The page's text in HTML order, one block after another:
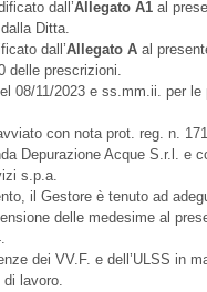
dall’Allegato A1 al
Ditta.
dall’Allegato A al
delle prescrizioni.
08/11/2023 e ss.mm.ii. per le
con nota prot. reg. n.
Depurazione Acque S.r.l. e
s.p.a.
il Gestore è tenuto ad
delle medesime al
dei VV.F. e dell’ULSS in
lavoro.